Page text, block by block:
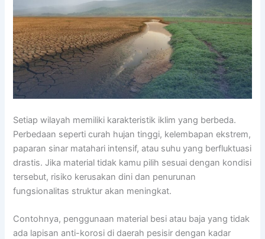
Setiap wilayah memiliki karakteristik iklim yang berbeda.
Perbedaan seperti curah hujan tinggi, kelembapan ekstrem,
paparan sinar matahari intensif, atau suhu yang berfluktuasi
drastis. Jika material tidak kamu pilih sesuai dengan kondisi
tersebut, risiko kerusakan dini dan penurunan
fungsionalitas struktur akan meningkat.
Contohnya, penggunaan material besi atau baja yang tidak
ada lapisan anti-korosi di daerah pesisir dengan kadar